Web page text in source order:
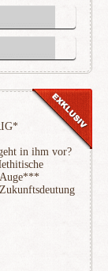
in ihm vor?
Auge***